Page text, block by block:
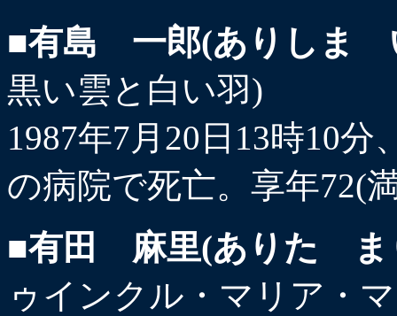
■有島 一郎(ありしま
黒い雲と白い羽)
1987年7月20日13時10
の病院で死亡。享年72(
■有田 麻里(ありた ま
ゥインクル・マリア・